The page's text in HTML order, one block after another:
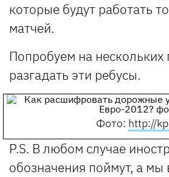
которые будут работать
матчей.
Попробуем на нескольких
разгадать эти ребусы.
Фото: http://
P.S. В любом случае
обозначения поймут, а